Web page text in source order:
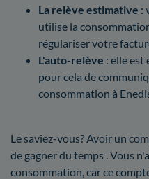
La relève estimative :
utilise la
régulariser votre
L'auto-relève : elle est
pour cela de
consommation à
Le saviez-vous? Avoir un
de gagner du temps . Vous
consommation, car ce